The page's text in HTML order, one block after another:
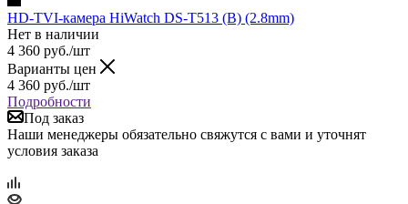
HD-TVI-камера HiWatch DS-T513 (B) (2.8mm)
Нет в наличии
4 360 руб./шт
Варианты цен
4 360 руб./шт
Подробности
Под заказ
Наши менеджеры обязательно свяжутся с вами и уточнят
условия заказа